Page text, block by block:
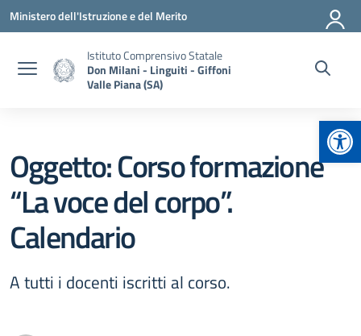
Vai ai contenuti
Vai al menu di navigazione
Vai al footer
Ministero dell'Istruzione e del Merito
Istituto Comprensivo Statale
Don Milani - Linguiti - Giffoni
Valle Piana (SA)
Oggetto: Corso formazione
“La voce del corpo”.
Calendario
A tutti i docenti iscritti al corso.